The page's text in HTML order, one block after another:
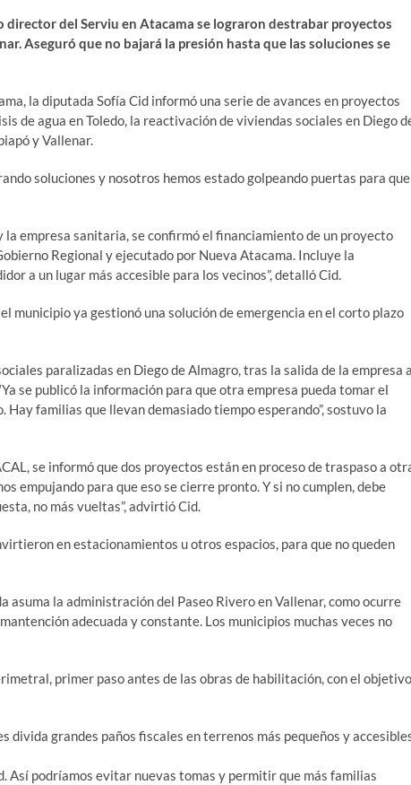
del Serviu en Atacama se lograron destrabar proyectos
Aseguró que no bajará la presión hasta que las soluciones se
la diputada Sofía Cid informó una serie de avances en proyectos
de agua en Toledo, la reactivación de viviendas sociales en Diego
y Vallenar.
soluciones y nosotros hemos estado golpeando puertas para que
empresa sanitaria, se confirmó el financiamiento de un proyecto
Regional y ejecutado por Nueva Atacama. Incluye la
a un lugar más accesible para los vecinos”, detalló Cid.
municipio ya gestionó una solución de emergencia en el corto plazo
paralizadas en Diego de Almagro, tras la salida de la empresa
se publicó la información para que otra empresa pueda tomar el
familias que llevan demasiado tiempo esperando”, sostuvo la
se informó que dos proyectos están en proceso de traspaso a
empujando para que eso se cierre pronto. Y si no cumplen, debe
no más vueltas”, advirtió Cid.
en estacionamientos u otros espacios, para que no queden
la administración del Paseo Rivero en Vallenar, como ocurre
adecuada y constante. Los municipios muchas veces no
primer paso antes de las obras de habilitación, con el objetivo
divida grandes paños fiscales en terrenos más pequeños y
Así podríamos evitar nuevas tomas y permitir que más familias